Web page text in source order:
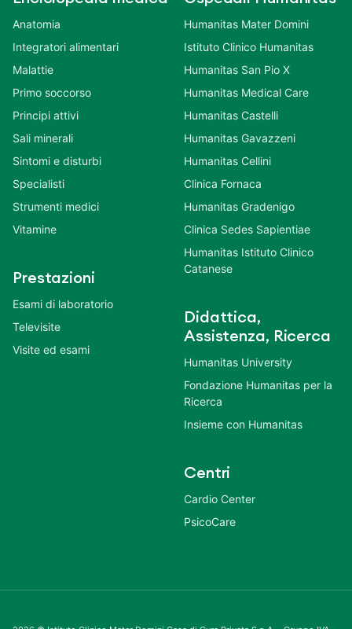
Anatomia
Integratori alimentari
Malattie
Primo soccorso
Principi attivi
Sali minerali
Sintomi e disturbi
Specialisti
Strumenti medici
Vitamine
Prestazioni
Esami di laboratorio
Televisite
Visite ed esami
Humanitas Mater Domini
Istituto Clinico Humanitas
Humanitas San Pio X
Humanitas Medical Care
Humanitas Castelli
Humanitas Gavazzeni
Humanitas Cellini
Clinica Fornaca
Humanitas Gradenigo
Clinica Sedes Sapientiae
Humanitas Istituto Clinico
Catanese
Didattica,
Assistenza, Ricerca
Humanitas University
Fondazione Humanitas per la
Ricerca
Insieme con Humanitas
Centri
Cardio Center
PsicoCare